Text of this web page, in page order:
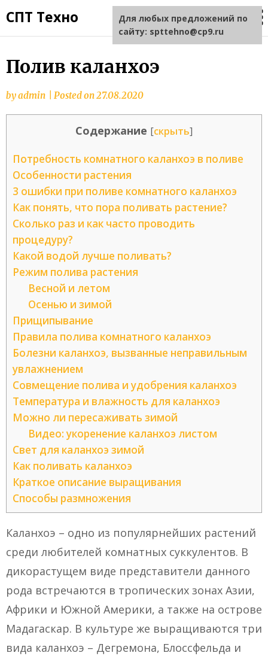
СПТ Техно
Полив каланхоэ
byadmin Posted on27.08.2020
Содержание [скрыть]
Потребность комнатного каланхоэ в поливе
Особенности растения
3 ошибки при поливе комнатного каланхоэ
Как понять, что пора поливать растение?
Сколько раз и как часто проводить
процедуру?
Какой водой лучше поливать?
Режим полива растения
Весной и летом
Осенью и зимой
Прищипывание
Правила полива комнатного каланхоэ
Болезни каланхоэ, вызванные неправильным
увлажнением
Совмещение полива и удобрения каланхоэ
Температура и влажность для каланхоэ
Можно ли пересаживать зимой
Видео: укоренение каланхоэ листом
Свет для каланхоэ зимой
Как поливать каланхоэ
Краткое описание выращивания
Способы размножения
Каланхоэ – одно из популярнейших растений
среди любителей комнатных суккулентов. В
дикорастущем виде представители данного
рода встречаются в тропических зонах Азии,
Африки и Южной Америки, а также на острове
Мадагаскар. В культуре же выращиваются три
вида каланхоэ – Дегремона, Блоссфельда и
Для любых предложений по
сайту: spttehno@cp9.ru